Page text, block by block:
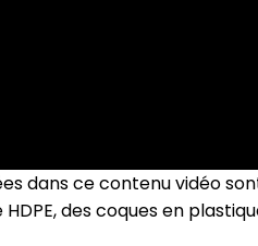
dans ce contenu vidéo
des coques en